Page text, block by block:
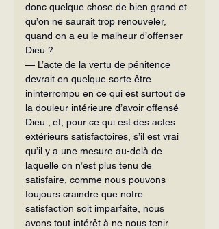
donc quelque chose de bien grand et
qu’on ne saurait trop renouveler,
quand on a eu le malheur d’offenser
Dieu ?
— L’acte de la vertu de pénitence
devrait en quelque sorte être
ininterrompu en ce qui est surtout de
la douleur intérieure d’avoir offensé
Dieu ; et, pour ce qui est des actes
extérieurs satisfactoires, s’il est vrai
qu’il y a une mesure au-delà de
laquelle on n’est plus tenu de
satisfaire, comme nous pouvons
toujours craindre que notre
satisfaction soit imparfaite, nous
avons tout intérêt à ne nous tenir